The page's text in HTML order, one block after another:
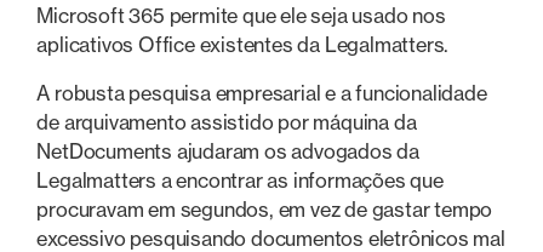
Microsoft 365 permite que ele seja usado nos
aplicativos Office existentes da Legalmatters.
A robusta pesquisa empresarial e a funcionalidade
de arquivamento assistido por máquina da
NetDocuments ajudaram os advogados da
Legalmatters a encontrar as informações que
procuravam em segundos, em vez de gastar tempo
excessivo pesquisando documentos eletrônicos mal